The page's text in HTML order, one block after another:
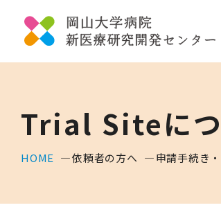
Trial Siteに
HOME 依頼者の方へ 申請手続き